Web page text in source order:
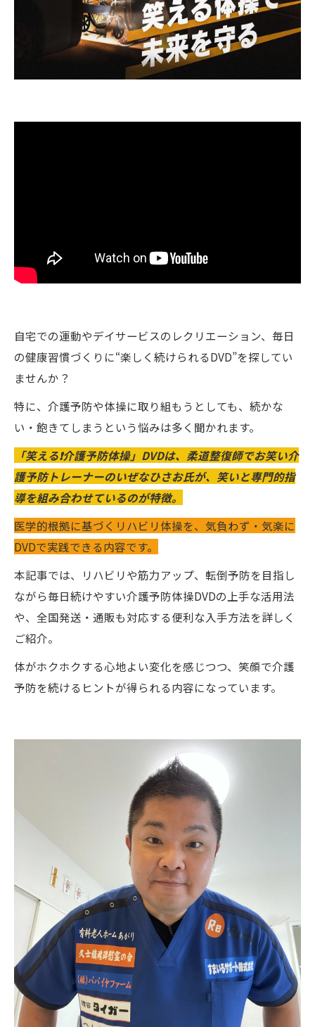
自宅での運動やデイサービスのレクリエーション、毎日
の健康習慣づくりに“楽しく続けられるDVD”を探してい
ませんか？
特に、介護予防や体操に取り組もうとしても、続かな
い・飽きてしまうという悩みは多く聞かれます。
「笑える❗️介護予防体操」DVDは、柔道整復師でお笑い介
護予防トレーナーのいぜなひさお氏が、笑いと専門的指
導を組み合わせているのが特徴。
医学的根拠に基づくリハビリ体操を、気負わず・気楽に
DVDで実践できる内容です。
本記事では、リハビリや筋力アップ、転倒予防を目指し
ながら毎日続けやすい介護予防体操DVDの上手な活用法
や、全国発送・通販も対応する便利な入手方法を詳しく
ご紹介。
体がホクホクする心地よい変化を感じつつ、笑顔で介護
予防を続けるヒントが得られる内容になっています。